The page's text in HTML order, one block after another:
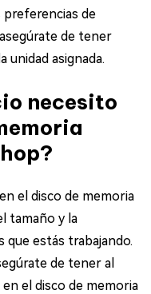
de
de tener
unidad asignada.
necesito
el disco de memoria
tamaño y la
que estás trabajando.
de tener al
el disco de memoria